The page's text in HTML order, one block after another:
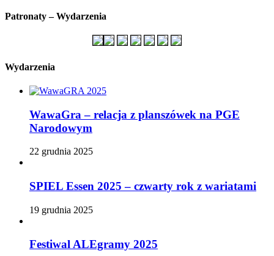
Patronaty – Wydarzenia
Wydarzenia
WawaGra – relacja z planszówek na PGE
Narodowym
22 grudnia 2025
SPIEL Essen 2025 – czwarty rok z wariatami
19 grudnia 2025
Festiwal ALEgramy 2025